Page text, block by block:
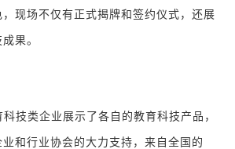
现场不仅有正式揭牌和签约仪式，还展
果。
技类企业展示了各自的教育科技产品，
和行业协会的大力支持，来自全国的